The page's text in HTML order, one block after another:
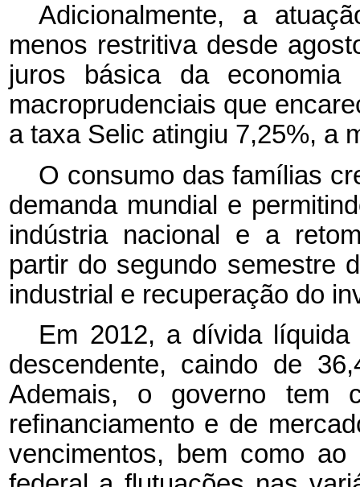
Adicionalmente, a
menos restritiva desde
juros básica da
macroprudenciais que
a taxa Selic atingiu 7,25%, a
O consumo das famílias
demanda mundial e
indústria nacional e a
partir do segundo semestre
industrial e recuperação do
Em 2012, a dívida
descendente, caindo de
Ademais, o governo tem
refinanciamento e de
vencimentos, bem como